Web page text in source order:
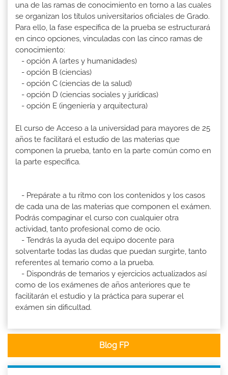
una de las ramas de conocimiento en torno a las cuales
se organizan los títulos universitarios oficiales de Grado.
Para ello, la fase específica de la prueba se estructurará
en cinco opciones, vinculadas con las cinco ramas de
conocimiento:
- opción A (artes y humanidades)
- opción B (ciencias)
- opción C (ciencias de la salud)
- opción D (ciencias sociales y jurídicas)
- opción E (ingeniería y arquitectura)
El curso de Acceso a la universidad para mayores de 25
años te facilitará el estudio de las materias que
componen la prueba, tanto en la parte común como en
la parte específica.
- Prepárate a tu ritmo con los contenidos y los casos
de cada una de las materias que componen el exámen.
Podrás compaginar el curso con cualquier otra
actividad, tanto profesional como de ocio.
- Tendrás la ayuda del equipo docente para
solventarte todas las dudas que puedan surgirte, tanto
referentes al temario como a la prueba.
- Dispondrás de temarios y ejercicios actualizados así
como de los exámenes de años anteriores que te
facilitarán el estudio y la práctica para superar el
exámen sin dificultad.
Blog FP